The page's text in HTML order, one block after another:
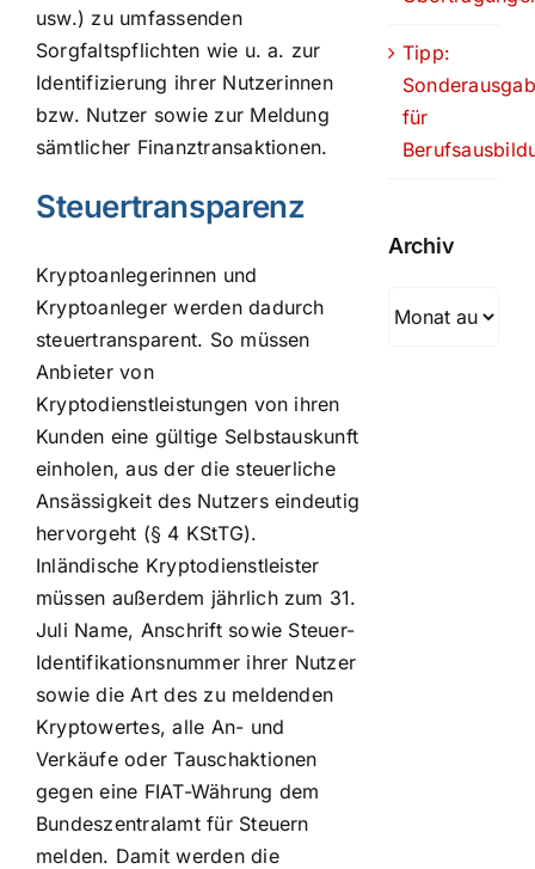
usw.) zu umfassenden
Sorgfaltspflichten wie u. a. zur
Identifizierung ihrer Nutzerinnen
bzw. Nutzer sowie zur Meldung
sämtlicher Finanztransaktionen.
Steuertransparenz
Kryptoanlegerinnen und
Kryptoanleger werden dadurch
steuertransparent. So müssen
Anbieter von
Kryptodienstleistungen von ihren
Kunden eine gültige Selbstauskunft
einholen, aus der die steuerliche
Ansässigkeit des Nutzers eindeutig
hervorgeht (§ 4 KStTG).
Inländische Kryptodienstleister
müssen außerdem jährlich zum 31.
Juli Name, Anschrift sowie Steuer-
Identifikationsnummer ihrer Nutzer
sowie die Art des zu meldenden
Kryptowertes, alle An- und
Verkäufe oder Tauschaktionen
gegen eine FIAT-Währung dem
Bundeszentralamt für Steuern
melden. Damit werden die
Tipp:
für
Archiv